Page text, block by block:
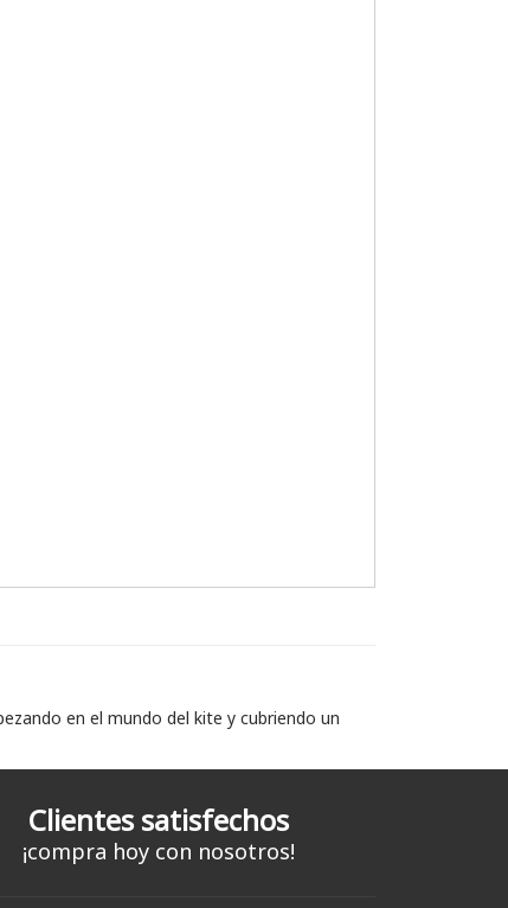
en el mundo del kite y cubriendo un
Clientes satisfechos
¡compra hoy con nosotros!